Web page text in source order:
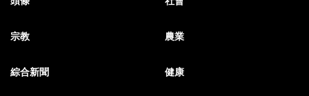
宗教 農業
綜合新聞 健康